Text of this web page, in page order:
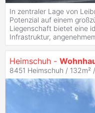
In zentraler Lage von
Potenzial auf einem
Liegenschaft bietet eine
Infrastruktur,
Heimschuh -
8451 Heimschuh / 132m² /